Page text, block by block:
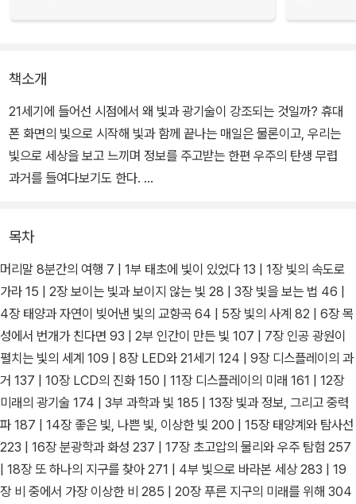
책소개
21세기에 들어선 시점에서 왜 빛과 광기술이 강조되는 것일까? 휴대
폰 화면의 빛으로 시작해 빛과 함께 끝나는 매일은 물론이고, 우리는
빛으로 세상을 보고 느끼며 정보를 주고받는 한편 우주의 탄생 무렵
과거를 들여다보기도 한다.
대로 세상은 서로 연결되고 있으며 인류는 현재를 헤쳐나가 다시 미
래로 향할 것이다. 20세기가 전자의 세기라면 21세기는 빛의 세기다.
『빛의 핵심: 물리학자 고재현의 광학 이야기』는 일상 속에서 끊임없
이 명멸하는 빛의 의미와, 빛에 기초한 광기술의 현재를 가장 알기 쉽
게 안내해 주는 책이다.
목차
머리말 8분간의 여행 7 | 1부 태초에 빛이 있었다 13 | 1장 빛의 속도로
가라 15 | 2장 보이는 빛과 보이지 않는 빛 28 | 3장 빛을 보는 법 46 |
4장 태양과 자연이 빚어낸 빛의 교향곡 64 | 5장 빛의 사계 82 | 6장 목
성에서 번개가 친다면 93 | 2부 인간이 만든 빛 107 | 7장 인공 광원이
펼치는 빛의 세계 109 | 8장 LED와 21세기 124 | 9장 디스플레이의 과
거 137 | 10장 LCD의 진화 150 | 11장 디스플레이의 미래 161 | 12장
미래의 광기술 174 | 3부 과학과 빛 185 | 13장 빛과 정보, 그리고 중력
파 187 | 14장 좋은 빛, 나쁜 빛, 이상한 빛 200 | 15장 태양계와 탐사선
223 | 16장 분광학과 화성 237 | 17장 초고압의 물리와 우주 탐험 257
| 18장 또 하나의 지구를 찾아 271 | 4부 빛으로 바라본 세상 283 | 19
장 비 중에서 가장 이상한 비 285 | 20장 푸른 지구의 미래를 위해 304